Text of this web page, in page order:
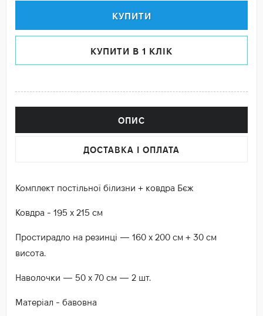
КУПИТИ
КУПИТИ В 1 КЛІК
ОПИС
ДОСТАВКА І ОПЛАТА
Комплект постільної білизни + ковдра Бєж
Ковдра - 195 х 215 см
Простирадло на резинці — 160 х 200 см + 30 см
висота.
Наволочки — 50 х 70 см — 2 шт.
Матеріал - бавовна